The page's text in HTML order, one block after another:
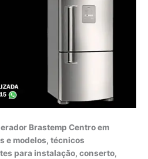
Brastemp Centro em
e modelos, técnicos
para instalação, conserto,